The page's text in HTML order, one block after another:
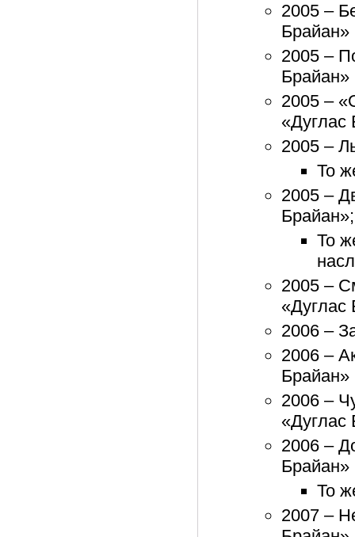
2005 –
Брайан»
2005 –
Брайан»
2005 –
«Дуглас
2005 –
То
2005 –
То
2005 –
«Дуглас
2006 –
2006 –
Брайан»
2006 –
«Дуглас
2006 –
Брайан»
То
2007 –